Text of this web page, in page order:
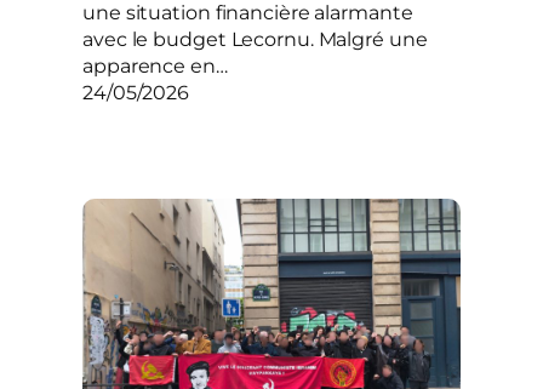
une situation financière alarmante
avec le budget Lecornu. Malgré une
apparence en…
24/05/2026